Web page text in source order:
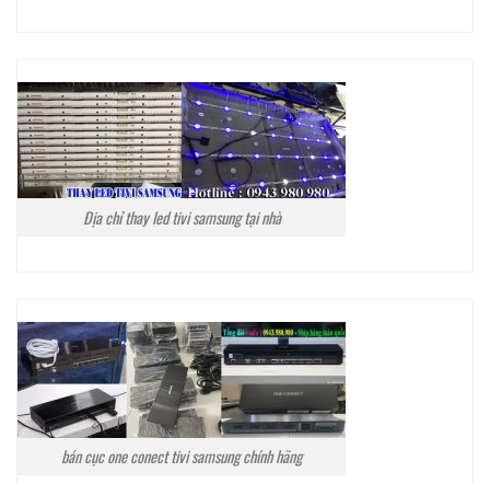
Địa chỉ thay led tivi samsung tại nhà
bán cục one conect tivi samsung chính hãng